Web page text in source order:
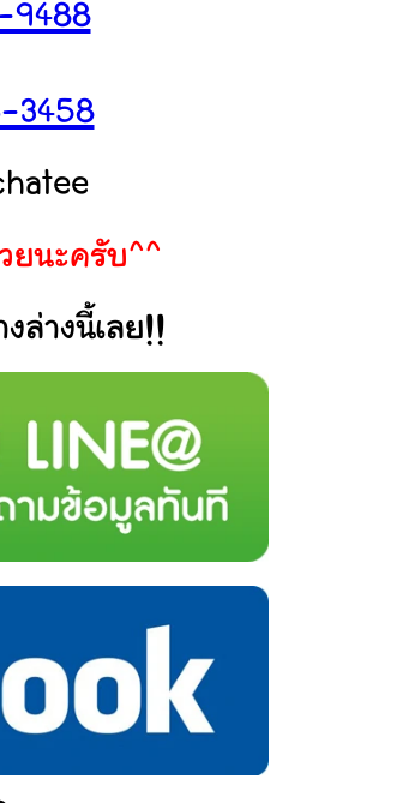
9488
3458
นะครับ^^
ล่างนี้เลย!!